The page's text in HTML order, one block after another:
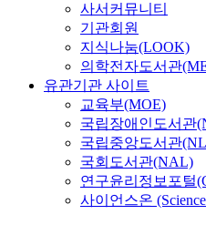
사서커뮤니티
기관회원
지식나눔(LOOK)
의학전자도서관
유관기관 사이트
교육부(MOE)
국립장애인도서관
국립중앙도서관
국회도서관(NAL)
연구윤리정보포털
사이언스온